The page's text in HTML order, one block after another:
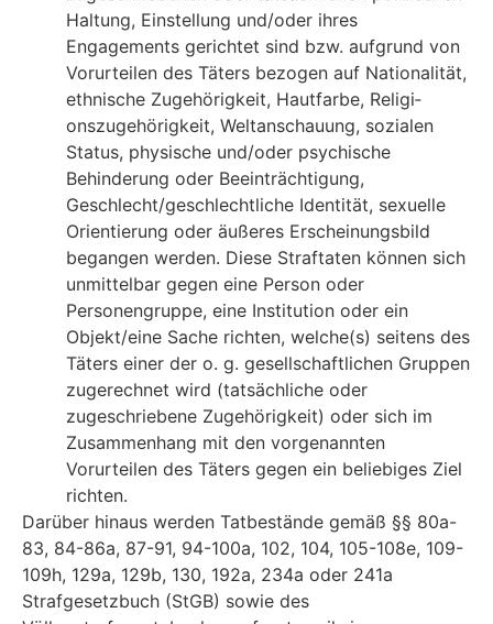
Hal­tung, Einstellung und/oder ihres
Engagements gerichtet sind bzw. aufgrund von
Vorur­teilen des Täters bezogen auf Nationalität,
ethnische Zugehörigkeit, Hautfarbe, Religi­
onszugehörigkeit, Weltanschauung, sozialen
Status, physische und/oder psychische
Behinderung oder Beeinträchtigung,
Geschlecht/geschlechtliche Identität, sexuelle
Orientierung oder äußeres Erscheinungsbild
begangen werden. Diese Straftaten kön­nen sich
unmittelbar gegen eine Person oder
Personengruppe, eine Institution oder ein
Objekt/eine Sache richten, welche(s) seitens des
Täters einer der o. g. gesellschaftli­chen Gruppen
zugerechnet wird (tatsächliche oder
zugeschriebene Zugehörigkeit) o­der sich im
Zusammenhang mit den vorgenannten
Vorurteilen des Täters gegen ein beliebiges Ziel
richten.
Darüber hinaus werden Tatbestände gemäß §§ 80a-
83, 84-86a, 87-91, 94-100a, 102, 104, 105-108e, 109-
109h, 129a, 129b, 130, 192a, 234a oder 241a
Strafgesetzbuch (StGB) sowie des